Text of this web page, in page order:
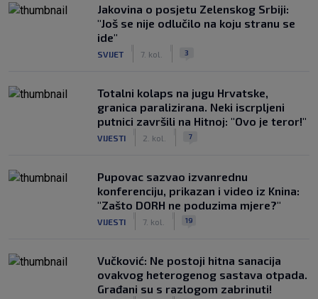
Jakovina o posjetu Zelenskog Srbiji:
"Još se nije odlučilo na koju stranu se
ide"
SVIJET 7. kol. 3
Totalni kolaps na jugu Hrvatske,
granica paralizirana. Neki iscrpljeni
putnici završili na Hitnoj: "Ovo je teror!"
VIJESTI 2. kol. 7
Pupovac sazvao izvanrednu
konferenciju, prikazan i video iz Knina:
"Zašto DORH ne poduzima mjere?"
VIJESTI 7. kol. 19
Vučković: Ne postoji hitna sanacija
ovakvog heterogenog sastava otpada.
Građani su s razlogom zabrinuti!